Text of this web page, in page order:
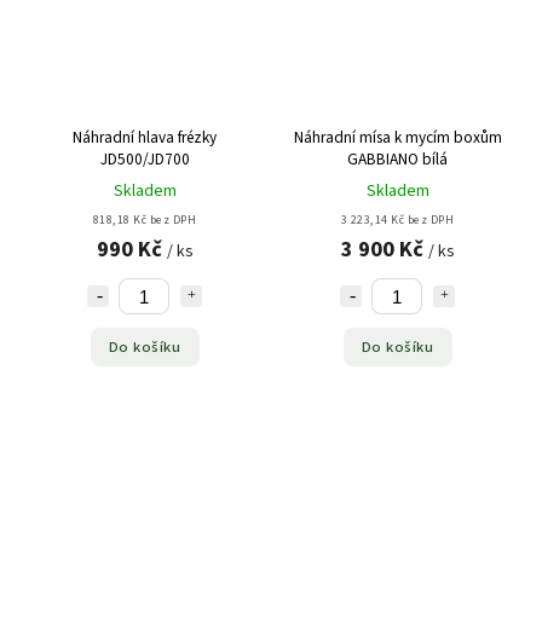
Náhradní hlava frézky
JD500/JD700
Skladem
818,18 Kč bez DPH
990 Kč / ks
Do košíku
Náhradní mísa k mycím boxům
GABBIANO bílá
Skladem
3 223,14 Kč bez DPH
3 900 Kč / ks
Do košíku